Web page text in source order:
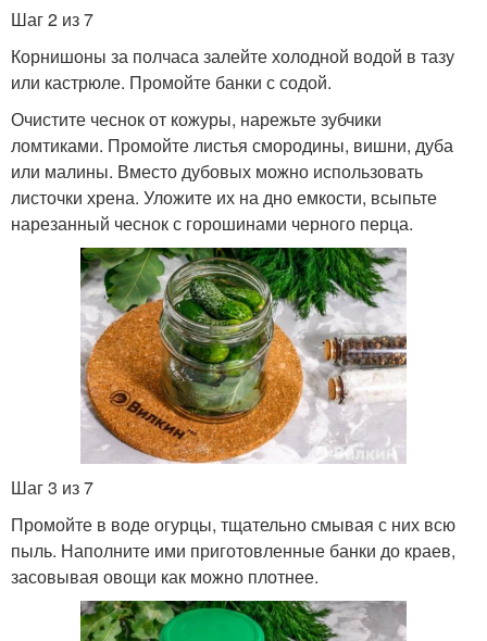
Шаг 2 из 7
Корнишоны за полчаса залейте холодной водой в тазу
или кастрюле. Промойте банки с содой.
Очистите чеснок от кожуры, нарежьте зубчики
ломтиками. Промойте листья смородины, вишни, дуба
или малины. Вместо дубовых можно использовать
листочки хрена. Уложите их на дно емкости, всыпьте
нарезанный чеснок с горошинами черного перца.
Шаг 3 из 7
Промойте в воде огурцы, тщательно смывая с них всю
пыль. Наполните ими приготовленные банки до краев,
засовывая овощи как можно плотнее.